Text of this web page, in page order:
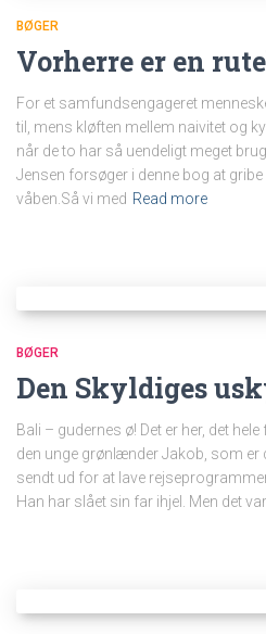
BØGER
Vorherre er en
For et samfundsengageret
til, mens kløften mellem naivitet og
når de to har så uendeligt meget
Jensen forsøger i denne bog at
våben.Så vi med Read more
BØGER
Den Skyldiges
Bali – gudernes ø! Det er her, det
den unge grønlænder Jakob, som er
sendt ud for at lave
Han har slået sin far ihjel. Men det var